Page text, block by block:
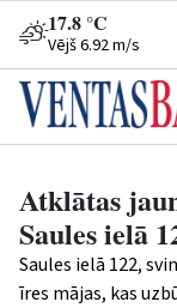
17.8 °C
Vējš 6.92 m/s
Atklātas
Saules ielā
Saules ielā 122,
īres mājas, kas